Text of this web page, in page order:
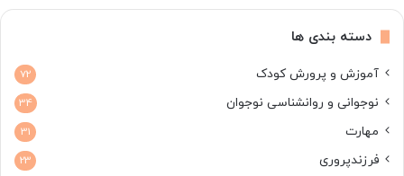
دسته بندی ها
آموزش و پرورش کودک 72
نوجوانی و روانشناسی نوجوان 34
مهارت 31
فرزندپروری 23